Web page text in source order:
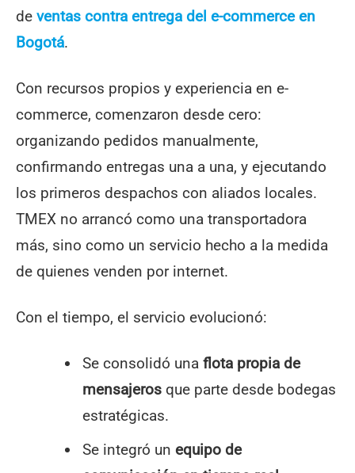
de ventas contra entrega del e-commerce en
Bogotá.
Con recursos propios y experiencia en e-
commerce, comenzaron desde cero:
organizando pedidos manualmente,
confirmando entregas una a una, y ejecutando
los primeros despachos con aliados locales.
TMEX no arrancó como una transportadora
más, sino como un servicio hecho a la medida
de quienes venden por internet.
Con el tiempo, el servicio evolucionó:
Se consolidó una flota propia de
mensajerosque parte desde bodegas
estratégicas.
Se integró un equipo de